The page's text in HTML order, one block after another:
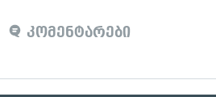
კომენტარები